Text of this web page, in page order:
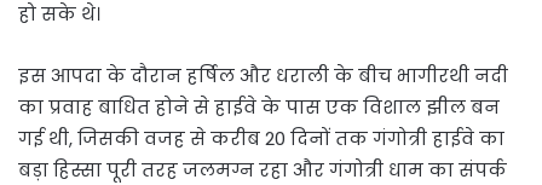
हो सके थे।
इस आपदा के दौरान हर्षिल और धराली के बीच भागीरथी नदी
का प्रवाह बाधित होने से हाईवे के पास एक विशाल झील बन
गई थी, जिसकी वजह से करीब 20 दिनों तक गंगोत्री हाईवे का
बड़ा हिस्सा पूरी तरह जलमग्न रहा और गंगोत्री धाम का संपर्क